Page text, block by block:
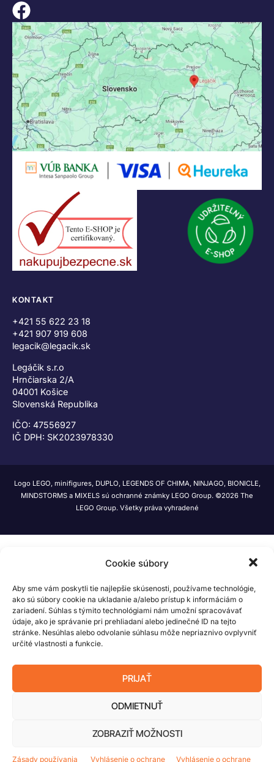
Cookie súbory
Aby sme vám poskytli tie najlepšie skúsenosti, používame technológie,
ako sú súbory cookie na ukladanie a/alebo prístup k informáciám o
zariadení. Súhlas s týmito technológiami nám umožní spracovávať
údaje, ako je správanie pri prehliadaní alebo jedinečné ID na tejto
stránke. Nesúhlas alebo odvolanie súhlasu môže nepriaznivo ovplyvniť
určité vlastnosti a funkcie.
PRIJAŤ
ODMIETNUŤ
ZOBRAZIŤ MOŽNOSTI
Zásady používania Vyhlásenie o ochrane Vyhlásenie o ochrane
KONTAKT
+421 55 622 23 18
+421 907 919 608
legacik@legacik.sk
Legáčik s.r.o
Hrnčiarska 2/A
04001 Košice
Slovenská Republika
IČO: 47556927
IČ DPH: SK2023978330
Logo LEGO, minifigures, DUPLO, LEGENDS OF CHIMA, NINJAGO, BIONICLE,
MINDSTORMS a MIXELS sú ochranné známky LEGO Group. ©2026 The
LEGO Group. Všetky práva vyhradené